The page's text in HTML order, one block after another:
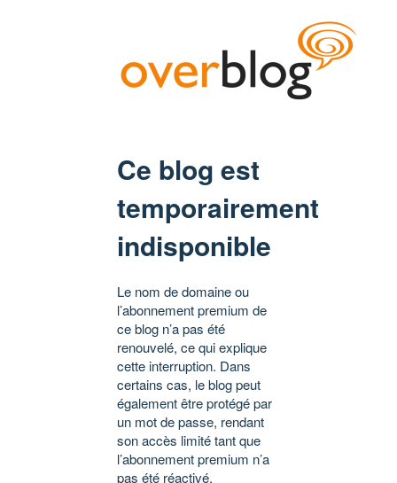
Ce blog est
temporairement
indisponible
Le nom de domaine ou
l’abonnement premium de
ce blog n’a pas été
renouvelé, ce qui explique
cette interruption. Dans
certains cas, le blog peut
également être protégé par
un mot de passe, rendant
son accès limité tant que
l’abonnement premium n’a
pas été réactivé.